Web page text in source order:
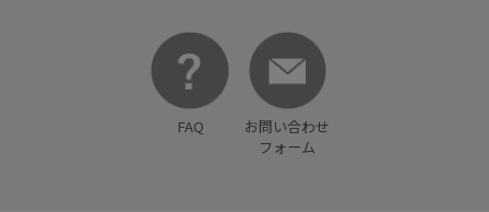
FAQ
お問い合わせ
フォーム